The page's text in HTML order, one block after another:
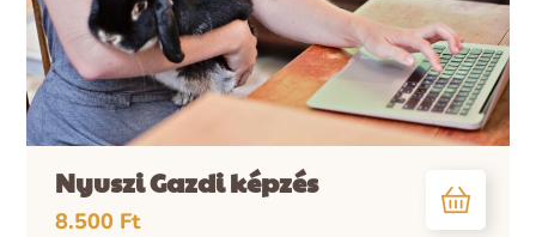
Nyuszi Gazdi képzés
8.500 Ft